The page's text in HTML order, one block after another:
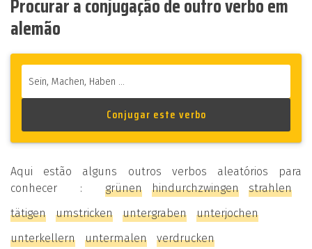
alemão
Aqui estão alguns outros verbos aleatórios para
conhecer : grünen hindurchzwingen
strahlen
tätigen
umstricken untergraben
unterjochen
unterkellern
untermalen
verdrucken